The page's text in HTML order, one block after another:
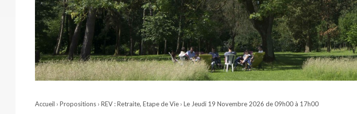
Accueil › Propositions › REV : Retraite, Etape de Vie › Le Jeudi 19 Novembre 2026 de 09h00 à 17h00